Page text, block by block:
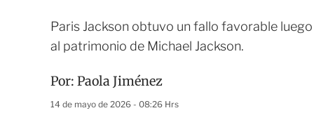
Paris Jackson obtuvo un fallo favorable
al patrimonio de Michael Jackson.
Por: Paola Jiménez
14 de mayo de 2026 - 08:26 Hrs